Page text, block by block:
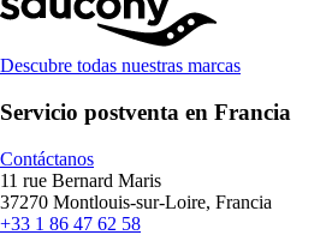
Descubre todas nuestras marcas
Servicio postventa en Francia
Contáctanos
11 rue Bernard Maris
37270 Montlouis-sur-Loire, Francia
+33 1 86 47 62 58